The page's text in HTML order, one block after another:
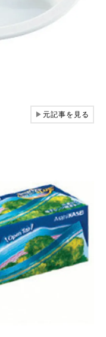
▶元記事を見る